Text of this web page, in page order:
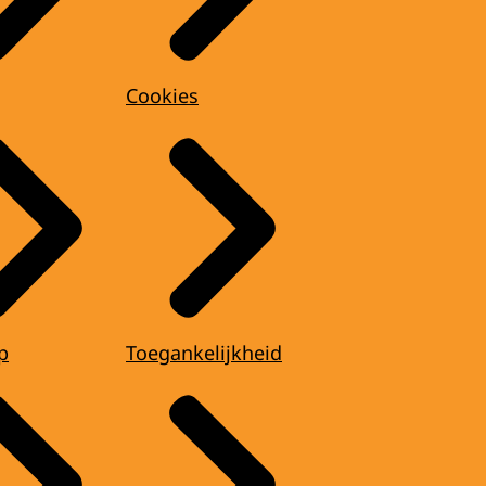
Cookies
Toegankelijkheid